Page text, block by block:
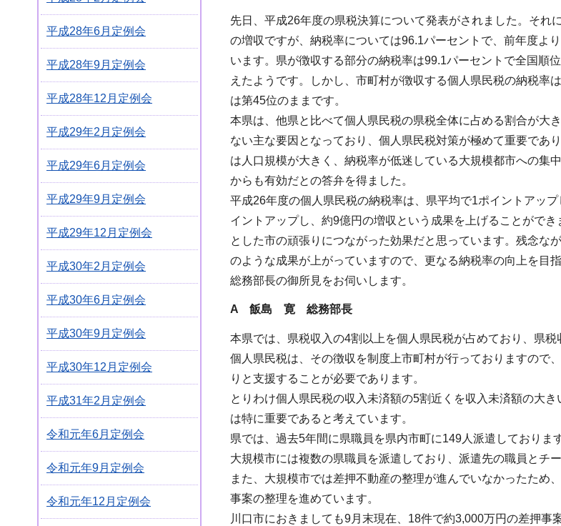
平成28年6月定例会
平成28年9月定例会
平成28年12月定例会
平成29年2月定例会
平成29年6月定例会
平成29年9月定例会
平成29年12月定例会
平成30年2月定例会
平成30年6月定例会
平成30年9月定例会
平成30年12月定例会
平成31年2月定例会
令和元年6月定例会
令和元年9月定例会
令和元年12月定例会
先日、平成26年度の県税決算について発表がされました。それ
の増収ですが、納税率については96.1パーセントで、前年度よ
います。県が徴収する部分の納税率は99.1パーセントで全国順
えたようです。しかし、市町村が徴収する個人県民税の納税率
は第45位のままです。
本県は、他県と比べて個人県民税の県税全体に占める割合が大
ない主な要因となっており、個人県民税対策が極めて重要であ
は人口規模が大きく、納税率が低迷している大規模都市への集
からも有効だとの答弁を得ました。
平成26年度の個人県民税の納税率は、県平均で1ポイントアッ
イントアップし、約9億円の増収という成果を上げることがで
とした市の頑張りにつながった効果だと思っています。残念な
のような成果が上がっていますので、更なる納税率の向上を目
総務部長の御所見をお伺いします。
A 飯島 寛 総務部長
本県では、県税収入の4割以上を個人県民税が占めており、県税
個人県民税は、その徴収を制度上市町村が行っておりますので
りと支援することが必要であります。
とりわけ個人県民税の収入未済額の5割近くを収入未済額の大
は特に重要であると考えています。
県では、過去5年間に県職員を県内市町に149人派遣しておりま
大規模市には複数の県職員を派遣しており、派遣先の職員とチ
また、大規模市では差押不動産の整理が進んでいなかったため
事案の整理を進めています。
川口市におきましても9月末現在、18件で約3,000万円の差押事